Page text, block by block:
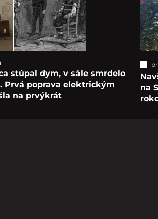
stúpal dym, v sále smrdelo
Prvá poprava elektrickým
na prvýkrát
na